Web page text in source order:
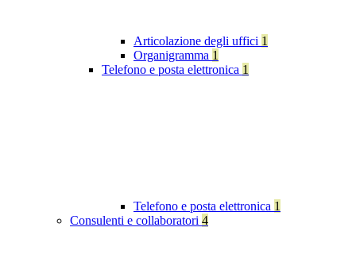
Articolazione degli uffici 1
Organigramma 1
Telefono e posta elettronica 1
Telefono e posta elettronica 1
Consulenti e collaboratori 4